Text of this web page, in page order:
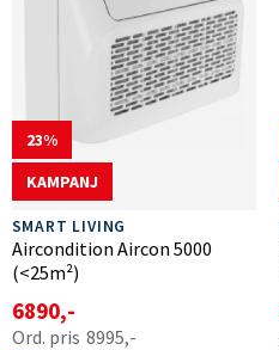
23
KAMPANJ
SMART LIVING
Aircondition Aircon 5000
(<25m²)
6890,-
8995,-